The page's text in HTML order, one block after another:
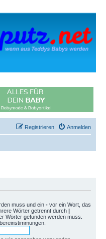
Anmelden
Registrieren
muss und ein - vor ein Wort, das
Wörter getrennt durch |
Wörter gefunden werden muss.